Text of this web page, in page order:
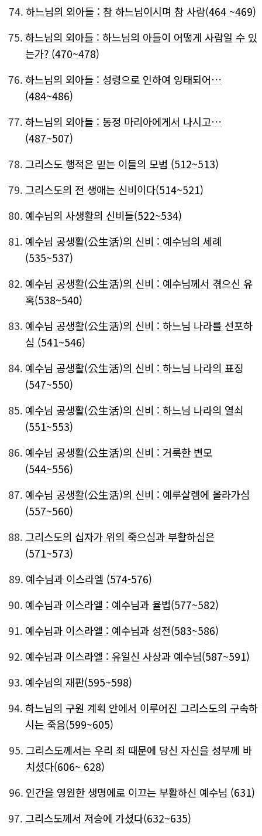
74. 하느님의 외아들 : 참 하느님이시며 참 사람(464 ~469)
75. 하느님의 외아들 : 하느님의 아들이 어떻게 사람일 수 있
는가? (470~478)
76. 하느님의 외아들 : 성령으로 인하여 잉태되어…
(484~486)
77. 하느님의 외아들 : 동정 마리아에게서 나시고…
(487~507)
78. 그리스도 행적은 믿는 이들의 모범 (512~513)
79. 그리스도의 전 생애는 신비이다(514~521)
80. 예수님의 사생활의 신비들(522~534)
81. 예수님 공생활(公生活)의 신비 : 예수님의 세례
(535~537)
82. 예수님 공생활(公生活)의 신비 : 예수님께서 겪으신 유
혹(538~540)
83. 예수님 공생활(公生活)의 신비 : 하느님 나라를 선포하
심 (541~546)
84. 예수님 공생활(公生活)의 신비 : 하느님 나라의 표징
(547~550)
85. 예수님 공생활(公生活)의 신비 : 하느님 나라의 열쇠
(551~553)
86. 예수님 공생활(公生活)의 신비 : 거룩한 변모
(544~556)
87. 예수님 공생활(公生活)의 신비 : 예루살렘에 올라가심
(557~560)
88. 그리스도의 십자가 위의 죽으심과 부활하심은
(571~573)
89. 예수님과 이스라엘 (574-576)
90. 예수님과 이스라엘 : 예수님과 율법(577~582)
91. 예수님과 이스라엘 : 예수님과 성전(583~586)
92. 예수님과 이스라엘 : 유일신 사상과 예수님(587~591)
93. 예수님의 재판(595~598)
94. 하느님의 구원 계획 안에서 이루어진 그리스도의 구속하
시는 죽음(599~605)
95. 그리스도께서는 우리 죄 때문에 당신 자신을 성부께 바
치셨다(606~ 628)
96. 인간을 영원한 생명에로 이끄는 부활하신 예수님 (631)
97. 그리스도께서 저승에 가셨다(632~635)